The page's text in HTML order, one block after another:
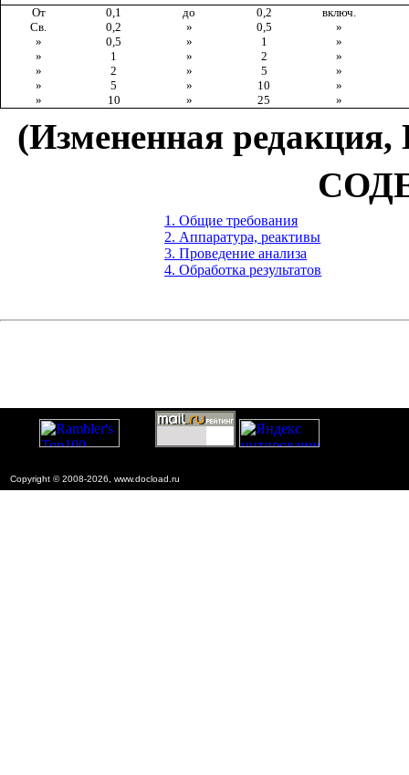
От
0,1 до 0,2
включ.
Св.
0,2 » 0,5
»
»
0,5 » 1
»
»
1 » 2
»
»
2 » 5
»
»
5 » 10
»
»
10 » 25 »
(Измененная
1. Общие требования
2. Аппаратура, реактивы
3. Проведение анализа
4. Обработка результатов
Copyright © 2008-2026, www.docload.ru